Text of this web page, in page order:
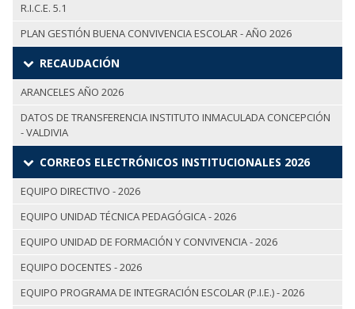
R.I.C.E. 5.1
PLAN GESTIÓN BUENA CONVIVENCIA ESCOLAR - AÑO 2026
RECAUDACIÓN
ARANCELES AÑO 2026
DATOS DE TRANSFERENCIA INSTITUTO INMACULADA CONCEPCIÓN
- VALDIVIA
CORREOS ELECTRÓNICOS INSTITUCIONALES 2026
EQUIPO DIRECTIVO - 2026
EQUIPO UNIDAD TÉCNICA PEDAGÓGICA - 2026
EQUIPO UNIDAD DE FORMACIÓN Y CONVIVENCIA - 2026
EQUIPO DOCENTES - 2026
EQUIPO PROGRAMA DE INTEGRACIÓN ESCOLAR (P.I.E.) - 2026